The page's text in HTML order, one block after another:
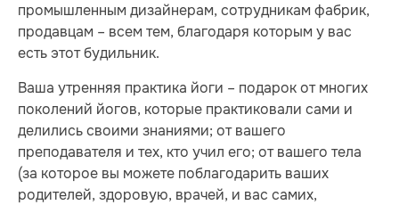
промышленным дизайнерам, сотрудникам фабрик,
продавцам – всем тем, благодаря которым у вас
есть этот будильник.
Ваша утренняя практика йоги – подарок от многих
поколений йогов, которые практиковали сами и
делились своими знаниями; от вашего
преподавателя и тех, кто учил его; от вашего тела
(за которое вы можете поблагодарить ваших
родителей, здоровую, врачей, и вас самих,